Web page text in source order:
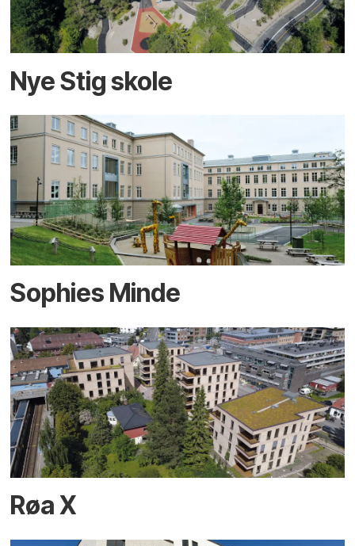
Nye Stig skole
Sophies Minde
Røa X